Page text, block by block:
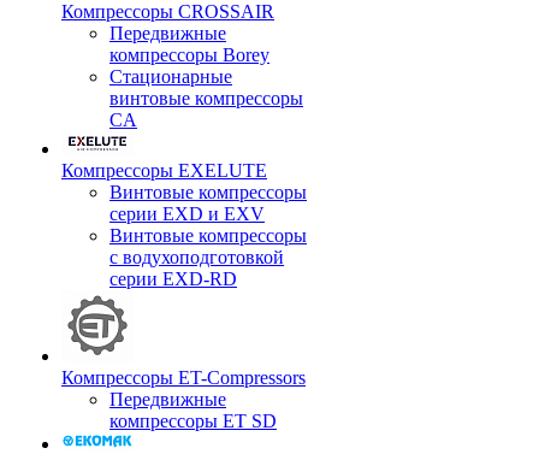
Компрессоры CROSSAIR
Передвижные
компрессоры Borey
Стационарные
винтовые компрессоры
CA
Компрессоры EXELUTE
Винтовые компрессоры
серии EXD и EXV
Винтовые компрессоры
с водухоподготовкой
серии EXD-RD
Компрессоры ET-Compressors
Передвижные
компрессоры ET SD